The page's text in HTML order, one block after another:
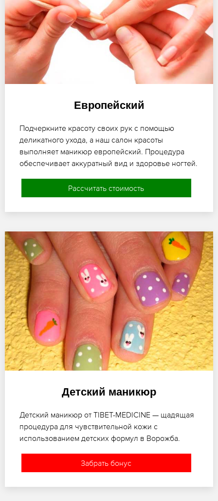
Европейский
Подчеркните красоту своих рук с помощью
деликатного ухода, а наш салон красоты
выполняет маникюр европейский. Процедура
обеспечивает аккуратный вид и здоровье ногтей.
Рассчитать стоимость
Детский маникюр
Детский маникюр от TIBET-MEDICINE — щадящая
процедура для чувствительной кожи с
использованием детских формул в Ворожба.
Забрать бонус